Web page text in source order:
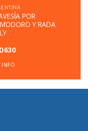
POR
Y RADA
630
INFO